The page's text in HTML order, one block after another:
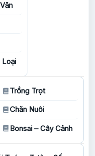
Loại
Trồng Trọt
Chăn Nuôi
Bonsai – Cây Cảnh